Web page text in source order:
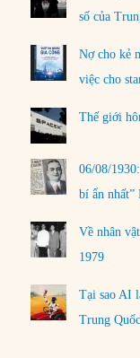
số của
Nợ cho kẻ
việc cho
Thế giới
06/08/
bí ẩn nhất”
Về nhân
1979
Tại sao AI
Trung Quốc